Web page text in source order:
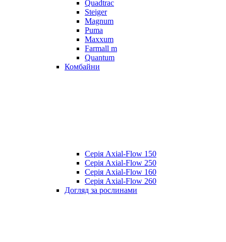
Quadtrac
Steiger
Magnum
Puma
Maxxum
Farmall m
Quantum
Комбайни
Серія Axial-Flow 150
Серія Axial-Flow 250
Серія Axial-Flow 160
Серія Axial-Flow 260
Догляд за рослинами